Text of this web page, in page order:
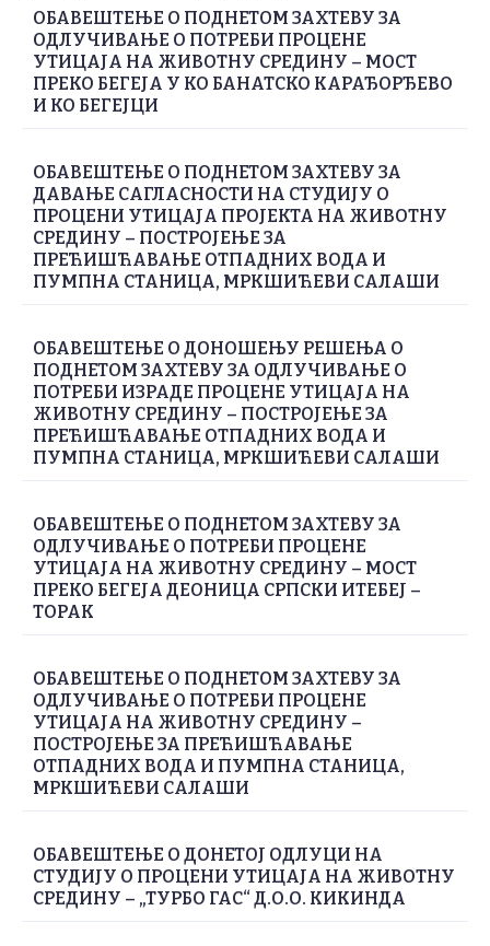
ОБАВЕШТЕЊЕ О ПОДНЕТОМ ЗАХТЕВУ ЗА
ОДЛУЧИВАЊЕ О ПОТРЕБИ ПРОЦЕНЕ
УТИЦАЈА НА ЖИВОТНУ СРЕДИНУ – МОСТ
ПРЕКО БЕГЕЈА У КО БАНАТСКО КАРАЂОРЂЕВО
И КО БЕГЕЈЦИ
ОБАВЕШТЕЊЕ О ПОДНЕТОМ ЗАХТЕВУ ЗА
ДАВАЊЕ САГЛАСНОСТИ НА СТУДИЈУ О
ПРОЦЕНИ УТИЦАЈА ПРОЈЕКТА НА ЖИВОТНУ
СРЕДИНУ – ПОСТРОЈЕЊЕ ЗА
ПРЕЋИШЋАВАЊЕ ОТПАДНИХ ВОДА И
ПУМПНА СТАНИЦА, МРКШИЋЕВИ САЛАШИ
ОБАВЕШТЕЊЕ О ДОНОШЕЊУ РЕШЕЊА О
ПОДНЕТОМ ЗАХТЕВУ ЗА ОДЛУЧИВАЊЕ О
ПОТРЕБИ ИЗРАДЕ ПРОЦЕНЕ УТИЦАЈА НА
ЖИВОТНУ СРЕДИНУ – ПОСТРОЈЕЊЕ ЗА
ПРЕЋИШЋАВАЊЕ ОТПАДНИХ ВОДА И
ПУМПНА СТАНИЦА, МРКШИЋЕВИ САЛАШИ
ОБАВЕШТЕЊЕ О ПОДНЕТОМ ЗАХТЕВУ ЗА
ОДЛУЧИВАЊЕ О ПОТРЕБИ ПРОЦЕНЕ
УТИЦАЈА НА ЖИВОТНУ СРЕДИНУ – МОСТ
ПРЕКО БЕГЕЈА ДЕОНИЦА СРПСКИ ИТЕБЕЈ –
ТОРАК
ОБАВЕШТЕЊЕ О ПОДНЕТОМ ЗАХТЕВУ ЗА
ОДЛУЧИВАЊЕ О ПОТРЕБИ ПРОЦЕНЕ
УТИЦАЈА НА ЖИВОТНУ СРЕДИНУ –
ПОСТРОЈЕЊЕ ЗА ПРЕЋИШЋАВАЊЕ
ОТПАДНИХ ВОДА И ПУМПНА СТАНИЦА,
МРКШИЋЕВИ САЛАШИ
ОБАВЕШТЕЊЕ О ДОНЕТОЈ ОДЛУЦИ НА
СТУДИЈУ О ПРОЦЕНИ УТИЦАЈА НА ЖИВОТНУ
СРЕДИНУ – „ТУРБО ГАС“ Д.О.О. КИКИНДА